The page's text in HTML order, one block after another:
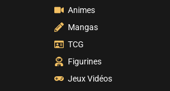
Animes
Mangas
TCG
Figurines
Jeux Vidéos